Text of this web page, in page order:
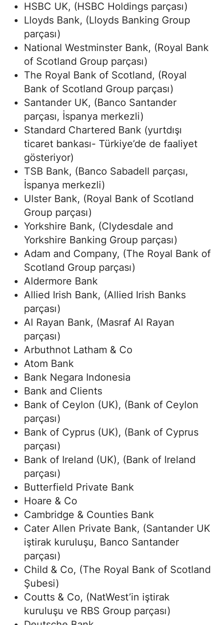
HSBC UK, (HSBC Holdings parçası)
Lloyds Bank, (Lloyds Banking Group
parçası)
National Westminster Bank, (Royal Bank
of Scotland Group parçası)
The Royal Bank of Scotland, (Royal
Bank of Scotland Group parçası)
Santander UK, (Banco Santander
parçası, İspanya merkezli)
Standard Chartered Bank (yurtdışı
ticaret bankası- Türkiye’de de faaliyet
gösteriyor)
TSB Bank, (Banco Sabadell parçası,
İspanya merkezli)
Ulster Bank, (Royal Bank of Scotland
Group parçası)
Yorkshire Bank, (Clydesdale and
Yorkshire Banking Group parçası)
Adam and Company, (The Royal Bank of
Scotland Group parçası)
Aldermore Bank
Allied Irish Bank, (Allied Irish Banks
parçası)
Al Rayan Bank, (Masraf Al Rayan
parçası)
Arbuthnot Latham & Co
Atom Bank
Bank Negara Indonesia
Bank and Clients
Bank of Ceylon (UK), (Bank of Ceylon
parçası)
Bank of Cyprus (UK), (Bank of Cyprus
parçası)
Bank of Ireland (UK), (Bank of Ireland
parçası)
Butterfield Private Bank
Hoare & Co
Cambridge & Counties Bank
Cater Allen Private Bank, (Santander UK
iştirak kuruluşu, Banco Santander
parçası)
Child & Co, (The Royal Bank of Scotland
Şubesi)
Coutts & Co, (NatWest’in iştirak
kuruluşu ve RBS Group parçası)